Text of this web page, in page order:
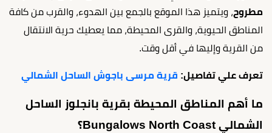
مطروح، ويتميز هذا الموقع بالجمع بين الهدوء، والقرب من كافة
المناطق الحيوية، والقرى المحيطة، مما يعطيك حرية الانتقال
من القرية وإليها في أقل وقت.
تعرف علي تفاصيل: قرية مرسى باجوش الساحل الشمالي
ما أهم المناطق المحيطة بقرية بانجلوز الساحل
الشمالي Bungalows North Coast؟